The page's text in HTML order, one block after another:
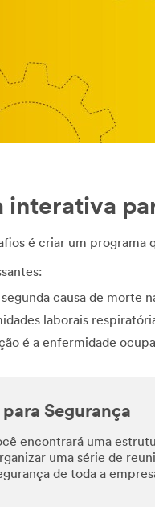
interativa
é criar um
segunda causa de morte
laborais
é a enfermidade
para Segurança
encontrará uma
uma série de
de toda a